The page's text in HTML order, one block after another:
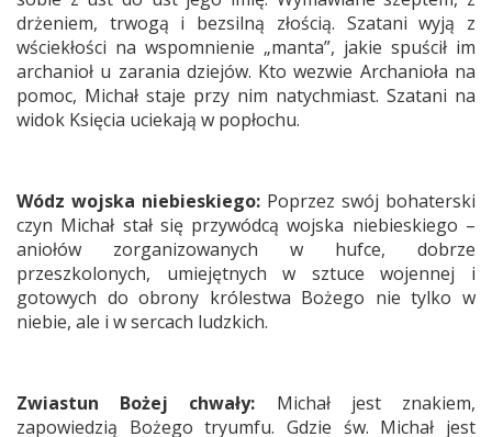
drżeniem, trwogą i bezsilną złością. Szatani wyją z
wściekłości na wspomnienie „manta”, jakie spuścił im
archanioł u zarania dziejów. Kto wezwie Archanioła na
pomoc, Michał staje przy nim natychmiast. Szatani na
widok Księcia uciekają w popłochu.
Wódz wojska niebieskiego: Poprzez swój bohaterski
czyn Michał stał się przywódcą wojska niebieskiego –
aniołów zorganizowanych w hufce, dobrze
przeszkolonych, umiejętnych w sztuce wojennej i
gotowych do obrony królestwa Bożego nie tylko w
niebie, ale i w sercach ludzkich.
Zwiastun Bożej chwały: Michał jest znakiem,
zapowiedzią Bożego tryumfu. Gdzie św. Michał jest